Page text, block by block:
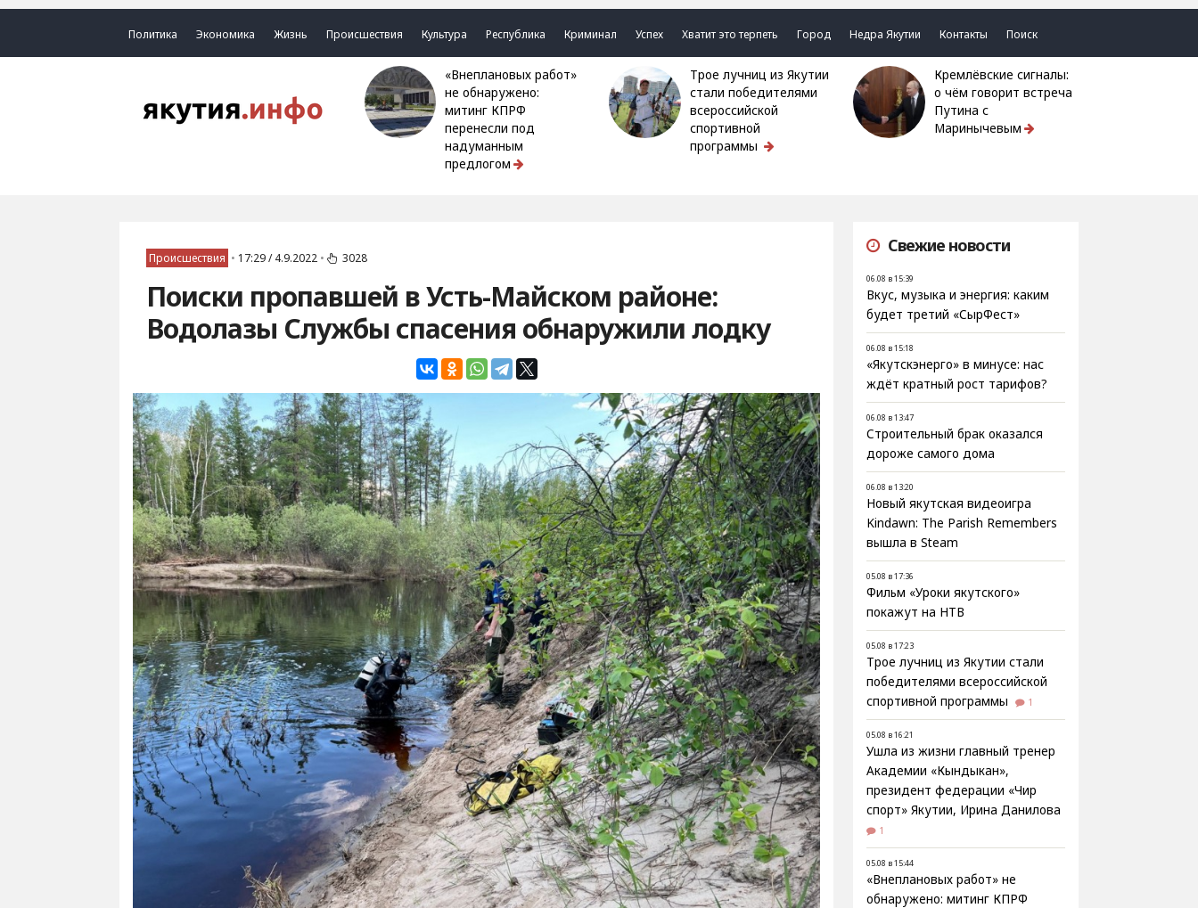
Политика Экономика Жизнь Происшествия Культура Республика Криминал Успех Хватит это терпеть Город Недра Якутии Контакты Поиск
«Внеплановых работ»
не обнаружено:
митинг КПРФ
перенесли под
надуманным
предлогом
Трое лучниц из Якутии
стали победителями
всероссийской
спортивной
программы
Кремлёвские сигналы:
о чём говорит встреча
Путина с
Маринычевым
Происшествия • 17:29 / 4.9.2022 • 3028
Поиски пропавшей в Усть-Майском районе:
Водолазы Службы спасения обнаружили лодку
Свежие новости
06.08 в 15:39
Вкус, музыка и энергия: каким
будет третий «СырФест»
06.08 в 15:18
«Якутскэнерго» в минусе: нас
ждёт кратный рост тарифов?
06.08 в 13:47
Строительный брак оказался
дороже самого дома
06.08 в 13:20
Новый якутская видеоигра
Kindawn: The Parish Remembers
вышла в Steam
05.08 в 17:36
Фильм «Уроки якутского»
покажут на НТВ
05.08 в 17:23
Трое лучниц из Якутии стали
победителями всероссийской
спортивной программы
1
05.08 в 16:21
Ушла из жизни главный тренер
Академии «Кындыкан»,
президент федерации «Чир
спорт» Якутии, Ирина Данилова
1
05.08 в 15:44
«Внеплановых работ» не
обнаружено: митинг КПРФ